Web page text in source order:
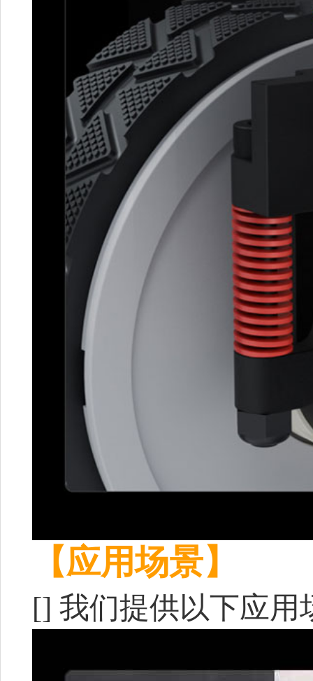
【应用场景】
[] 我们提供以下应用